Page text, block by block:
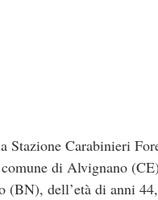
Carabinieri
di Alvignano
(BN), dell’età di anni